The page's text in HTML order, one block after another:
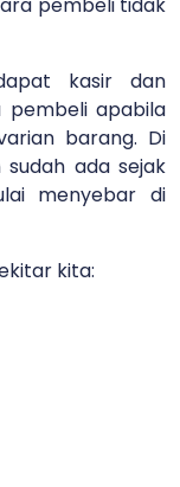
kasir dan
pembeli apabila
barang. Di
sudah ada sejak
menyebar di
kita: